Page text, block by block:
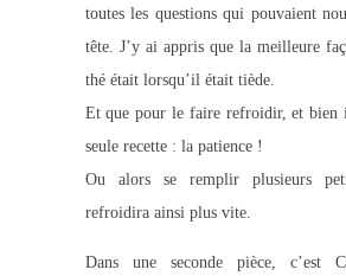
toutes les questions qui pouvaient
tête. J’y ai appris que la meilleure
thé était lorsqu’il était tiède.
Et que pour le faire refroidir, et bien
seule recette : la patience !
Ou alors se remplir plusieurs
refroidira ainsi plus vite.
Dans une seconde pièce, c’est